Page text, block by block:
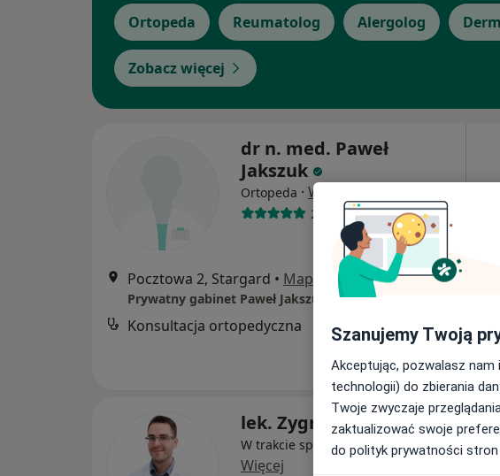
Ortopeda Reumatolog Alergolog
Zobacz więcej
dr n. med. Paweł
Jakszuk
Ortopeda · Więcej
221 opinii
Pocztowa 2, Stargard • Mapa
Prywatny gabinet Paweł Jakszuk
Konsultacja ortopedyczna od 300 zł
lek. Zygmunt Laska
W trakcie specjalizacji (Ortopeda)·
Więcej
Szanujemy Twoją
Akceptując, pozwalasz
technologii) do zbierania
Twoje zwyczaje
zaktualizować swoje
do polityk prywatności